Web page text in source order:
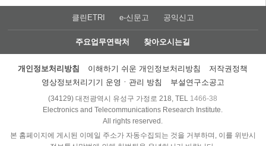
클린ETRI e-신문고 공익신고
주요업무연락처 찾아오시는길
개인정보처리방침 이해하기 쉬운 개인정보처리방침
저작권정책
영상정보처리기기 운영ㆍ관리 방침
부설연구소공고
(34129) 대전광역시 유성구 가정로 218, TEL 1466-38
Electronics and Telecommunications Research Institute.
All rights reserved.
본 홈페이지에 게시된 이메일 주소가 자동수집되는 것을 거부하며, 이를 위반시